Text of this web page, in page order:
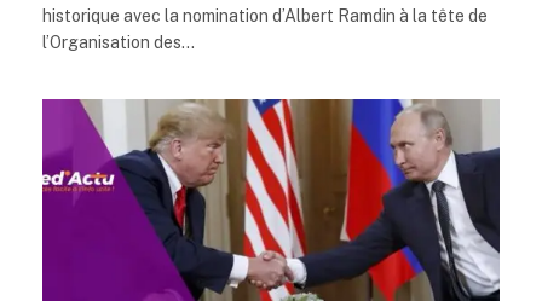
historique avec la nomination d’Albert Ramdin à la tête de
l’Organisation des…